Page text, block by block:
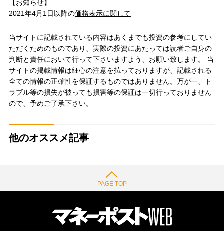
【お知らせ】
2021年4月1日以降の価格表示に関して
当サイトに記載されている内容はあくまでも投資の参考にしてい
ただくためのものであり、実際の投資にあたっては読者ご自身の
判断と責任において行って下さいますよう、お願い致します。 当
サイトの掲載情報は細心の注意を払っておりますが、記載される
全ての情報の正確性を保証するものではありません。万が一、ト
ラブル等の損失が被っても損害等の保証は一切行っておりません
ので、予めご了承下さい。
他のオススメ記事
PAGE TOP